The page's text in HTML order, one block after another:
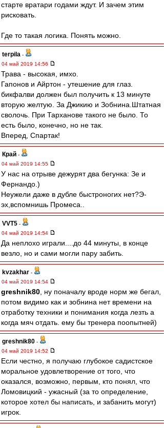
старте вратари годами ждут. И зачем этим
рисковать.
Где то такая логика. Понять можно.
terpila -
04 май 2019 14:56
Трава - высокая, имхо.
Гапонов и Айртон - утешение для глаз.
бикфалви должен был получить к 13 минуте
вторую желтую. За Джикию и Зобнина.Штатная
сволочь. При Тарханове такого не было. То
есть было, конечно, но не так.
Вперед, Спартак!
Край -
04 май 2019 14:55
У нас на отрыве дежурят два бегунка: Зе и
Фернандо.)
Неужели даже в дубле быстроногих нет?Э-
эх,вспомнишь Промеса..
VVT5 -
04 май 2019 14:54
Да неплохо играли....до 44 минуты, в конце
везло, но и сами могли пару забить.
kvzakhar -
04 май 2019 14:54
greshnik80 , ну поначалу вроде норм же бегал,
потом видимо как и зобнина нет времени на
отработку техники и понимания когда лезть а
когда мяч отдать. ему бы тренера поопытней)
greshnik80 -
04 май 2019 14:52
Если честно, я получаю глубокое садистское
моральное удовлетворение от того, что
оказался, возможно, первым, кто понял, что
Ломовицкий - ужасный (за то определение,
которое хотел бы написать, и забанить могут)
игрок.